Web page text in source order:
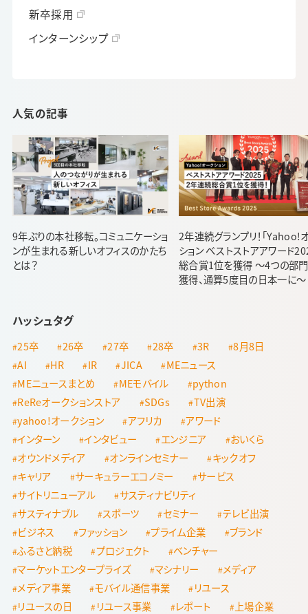
新卒採用
インターンシップ
人気の記事
9年ぶりの本社移転。コミュニケーショ
ンが生まれる新しいオフィスのかたち
とは？
2年連続グランプリ！「Yahoo!
ション ベストストアアワード
総合賞1位を獲得 ～4つの部
獲得、通算5度目の日本一に～
ハッシュタグ
25卒 26卒 27卒 28卒 3R
8月8日
AI
HR IR JICA
MEニュース
MEニュースまとめ
MEモバイル
python
ReReオークションストア
SDGs
TV出演
yahoo!オークション
アフリカ
アワード
インターン
インタビュー エンジニア
おいくら
オウンドメディア
オンラインセミナー
キックオフ
キャリア
サーキュラーエコノミー
サービス
サイトリニューアル
サスティナビリティ
サスティナブル
スポーツ セミナー
テレビ出演
ビジネス
ファッション プライム企業
ブランド
ふるさと納税
プロジェクト
ベンチャー
マーケットエンタープライズ
マシナリー
メディア
メディア事業
モバイル通信事業
リユース
リユースの日
リユース事業 レポート
上場企業